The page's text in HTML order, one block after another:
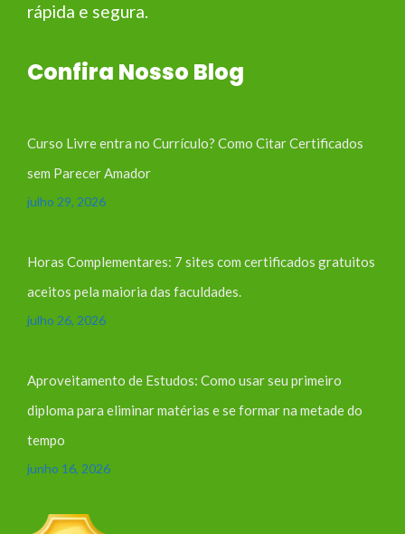
rápida e segura.
Confira Nosso Blog
Curso Livre entra no Currículo? Como Citar Certificados
sem Parecer Amador
julho 29, 2026
Horas Complementares: 7 sites com certificados gratuitos
aceitos pela maioria das faculdades.
julho 26, 2026
Aproveitamento de Estudos: Como usar seu primeiro
diploma para eliminar matérias e se formar na metade do
tempo
junho 16, 2026